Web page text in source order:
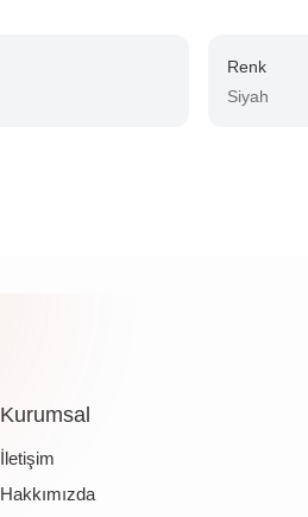
Renk
Siyah
Kurumsal
İletişim
Hakkımızda